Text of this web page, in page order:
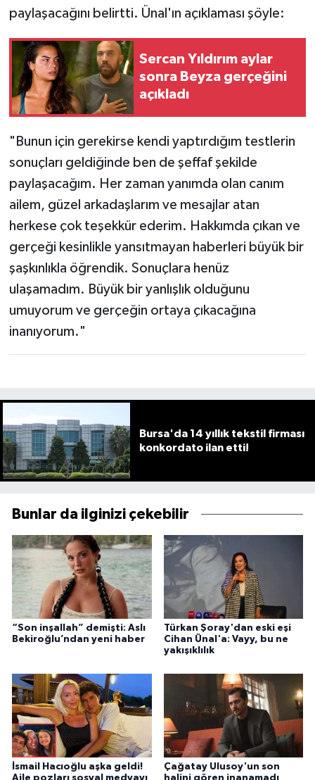
paylaşacağını belirtti. Ünal'ın açıklaması şöyle:
Sercan Yıldırım aylar
sonra Beyza gerçeğini
açıkladı
"Bunun için gerekirse kendi yaptırdığım testlerin
sonuçları geldiğinde ben de şeffaf şekilde
paylaşacağım. Her zaman yanımda olan canım
ailem, güzel arkadaşlarım ve mesajlar atan
herkese çok teşekkür ederim. Hakkımda çıkan ve
gerçeği kesinlikle yansıtmayan haberleri büyük bir
şaşkınlıkla öğrendik. Sonuçlara henüz
ulaşamadım. Büyük bir yanlışlık olduğunu
umuyorum ve gerçeğin ortaya çıkacağına
inanıyorum."
Bursa'da 14 yıllık tekstil firması
konkordato ilan etti!
Bunlar da ilginizi çekebilir
“Son inşallah” demişti: Aslı
Bekiroğlu’ndan yeni haber
Türkan Şoray'dan eski eşi
Cihan Ünal'a: Vayy, bu ne
yakışıklılık
İsmail Hacıoğlu aşka geldi!
Aile pozları sosyal medyayı
Çağatay Ulusoy'un son
halini gören inanamadı